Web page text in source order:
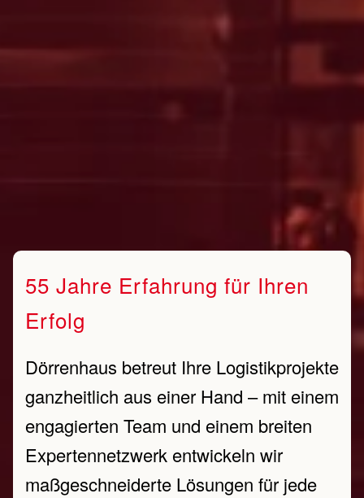
55 Jahre Erfahrung für Ihren
Erfolg
Dörrenhaus betreut Ihre Logistikprojekte
ganzheitlich aus einer Hand – mit einem
engagierten Team und einem breiten
Expertennetzwerk entwickeln wir
maßgeschneiderte Lösungen für jede